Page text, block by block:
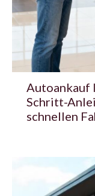
Autoankauf
Schritt-
schnellen